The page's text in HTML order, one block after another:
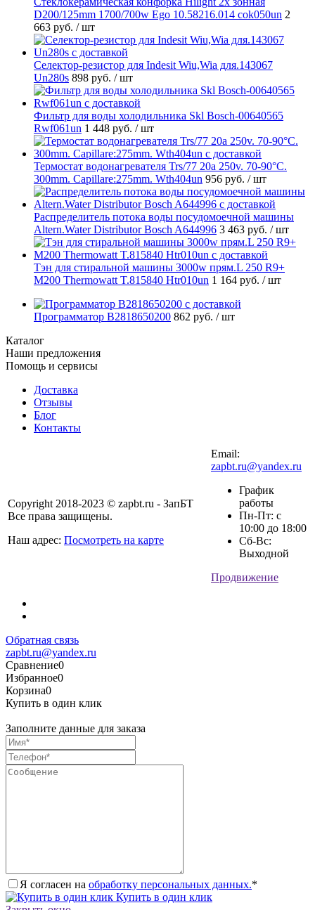
D200/125mm 1700/700w Ego 10.58216.014 cok050un 2
663 руб. / шт
Селектор-резистор для Indesit Wiu,Wia для.143067
Un280s 898 руб. / шт
Фильтр для воды холодильника Skl Bosch-00640565
Rwf061un 1 448 руб. / шт
Термостат водонагревателя Trs/77 20a 250v. 70-90°C.
300mm. Capillare:275mm. Wth404un 956 руб. / шт
Распределитель потока воды посудомоечной машины
Altern.Water Distributor Bosch A644996 3 463 руб. / шт
Тэн для стиральной машины 3000w прям.L 250 R9+
M200 Thermowatt T.815840 Htr010un 1 164 руб. / шт
Программатор B2818650200 862 руб. / шт
Каталог
Наши предложения
Помощь и сервисы
Доставка
Отзывы
Блог
Контакты
Copyright 2018-2023 © zapbt.ru - ЗапБТ
Все права защищены.
Наш адрес: Посмотреть на карте
Email:
zapbt.ru@yandex.ru
График
работы
Пн-Пт: с
10:00 до 18:00
Сб-Вс:
Выходной
Продвижение
Обратная связь
zapbt.ru@yandex.ru
Сравнение0
Избранное0
Корзина0
Купить в один клик
Заполните данные для заказа
Я согласен на обработку персональных данных.*
Купить в один клик